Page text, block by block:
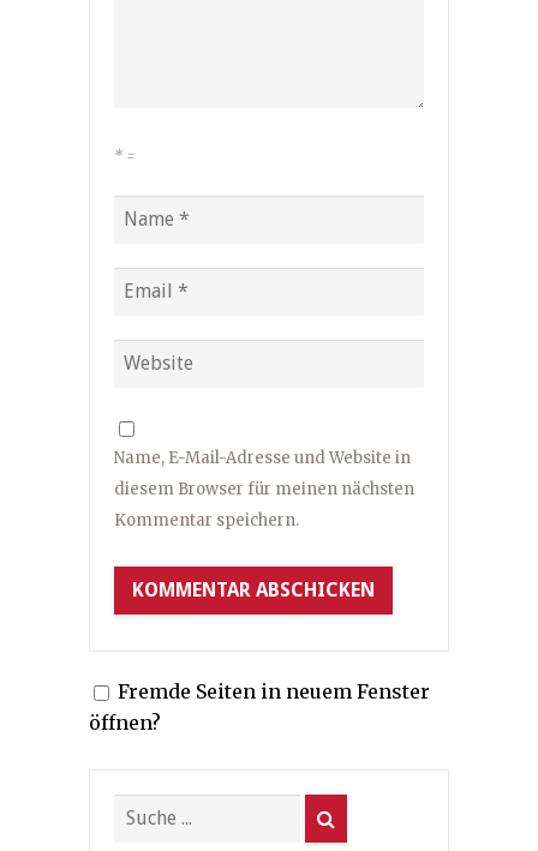
* =
Name, E-Mail-Adresse und Website in
diesem Browser für meinen nächsten
Kommentar speichern.
Fremde Seiten in neuem Fenster
öffnen?